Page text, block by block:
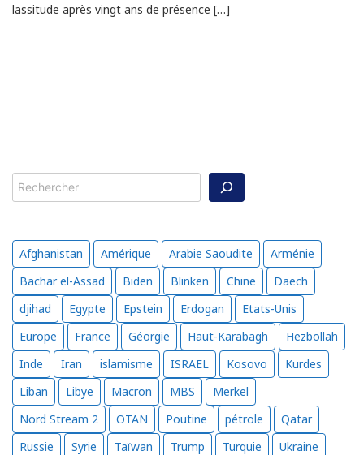
lassitude après vingt ans de présence […]
Rechercher
Afghanistan Amérique Arabie Saoudite
Arménie
Bachar el-Assad
Biden Blinken Chine
Daech
djihad
Egypte Epstein Erdogan
Etats-Unis
Europe
France Géorgie Haut-Karabagh
Hezbollah
Inde
Iran islamisme ISRAEL Kosovo
Kurdes
Liban
Libye Macron MBS
Merkel
Nord Stream 2
OTAN Poutine pétrole
Qatar
Russie
Syrie Taïwan Trump Turquie
Ukraine